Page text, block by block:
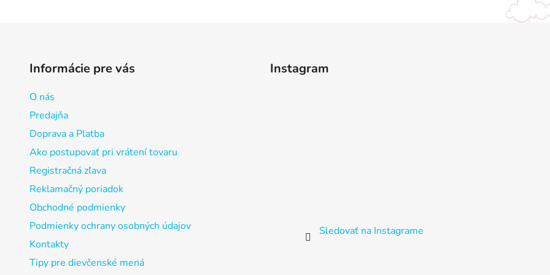
Informácie pre vás
O nás
Predajňa
Doprava a Platba
Ako postupovať pri vrátení tovaru
Registračná zľava
Reklamačný poriadok
Obchodné podmienky
Podmienky ochrany osobných údajov
Kontakty
Tipy pre dievčenské mená
Instagram
Sledovať na Instagrame